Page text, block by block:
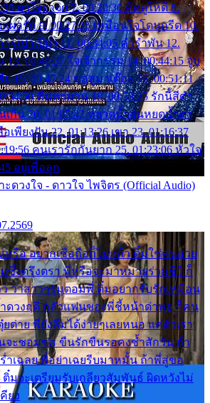
ยาใจยาจก 7. 00:20:30 คิดดูให้ดี 8.
แผลรัก 9. 00:27:35 เหมือนใจโดนกรีด 10.
รเปาเปียว 11. 00:34:05 คำรำพัน 12.
13. 00:40:37 ใจเจ้ากรรม 14. 00:44:15 จูบ
15. 00:47:24 ขอสูมาเต๊อะ 16. 00:51:11
คืนทรมาน 18. 00:58:25 รักนี้สีดำ
นเกิน 20. 01:05:42 หยาดน้ำฝนหยดน้ำตา
อเพียงฝัน 22. 01:13:26 เขา 23. 01:16:37
คนเรารักกันยาก 25. 01:23:06 หัวใจ
อยู่เพื่อลูก
ะดวงใจ - ดาวใจ ไพจิตร (Official Audio)
หรือ อยากเชื่อถือก็ไม่กล้า ติ๋มใช่คนสวย
มซึ้งตรึงตรา พี่หรือจะมาหมายร่วมชีวี ก็
ว่าสาวๆรุมตอมพี่ ติ๋มอยากรับรักเหมือน
ดวงฤดี กลัวแฟนของพี่ชี้หน้าด่าทอ ก็คน
ต่าย พี่ยังลืมได้ง่ายๆเลยหนอ แค่ตัวเรา
จะซอมซ่อ ขืนรักขืนรอคงช้ำสักวัน ถ้า
ำเฉลย พี่อย่าเฉยรีบมาหมั้น ถ้าพี่สู่ขอ
มจะเตรียมรับเกลียวสัมพันธ์ ผิดหวังไม่
ยง